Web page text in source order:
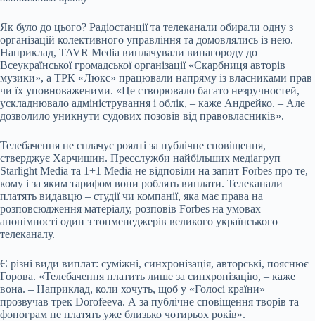
Як було до цього? Радіостанції та телеканали обирали одну з
організацій колективного управління та домовлялись із нею.
Наприклад, TAVR Mediа виплачували винагороду до
Всеукраїнської громадської організації «Скарбниця авторів
музики», а ТРК «Люкс» працювали напряму із власниками прав
чи їх уповноваженими. «Це створювало багато незручностей,
ускладнювало адміністрування і облік, – каже Андрейко. – Але
дозволило уникнути судових позовів від правовласників».
Телебачення не сплачує роялті за публічне сповіщення,
стверджує Харчишин. Пресслужби найбільших медіагруп
Starlight Media та 1+1 Media не відповіли на запит Forbes про те,
кому і за яким тарифом вони роблять виплати. Телеканали
платять видавцю – студії чи компанії, яка має права на
розповсюдження матеріалу, розповів Forbes на умовах
анонімності один з топменеджерів великого українського
телеканалу.
Є різні види виплат: суміжні, синхронізація, авторські, пояснює
Горова. «Телебачення платить лише за синхронізацію, – каже
вона. – Наприклад, коли хочуть, щоб у «Голосі країни»
прозвучав трек Dorofeeva. А за публічне сповіщення творів та
фонограм не платять уже близько чотирьох років».